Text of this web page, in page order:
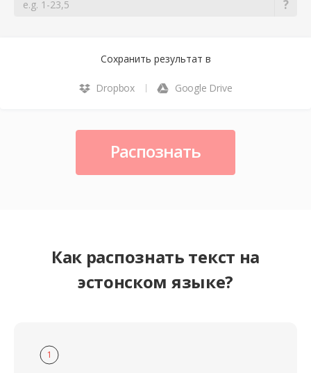
Сохранить результат в
Dropbox Google Drive
Распознать
Как распознать текст на
эстонском языке?
1